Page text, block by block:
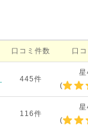
口コミ件数 口
445件
(
116件
(